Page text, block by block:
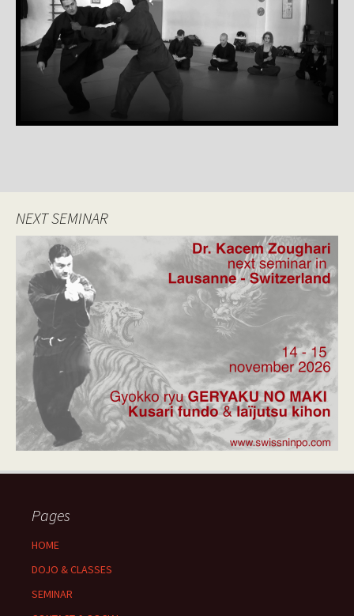
NEXT SEMINAR
Pages
HOME
DOJO & CLASSES
SEMINAR